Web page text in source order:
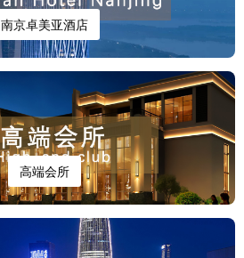
南京卓美亚酒店
高端会所